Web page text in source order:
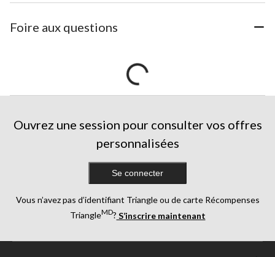
Foire aux questions
Ouvrez une session pour consulter vos offres
personnalisées
Se connecter
Vous n’avez pas d’identifiant Triangle ou de carte Récompenses
TriangleMD? S’inscrire maintenant